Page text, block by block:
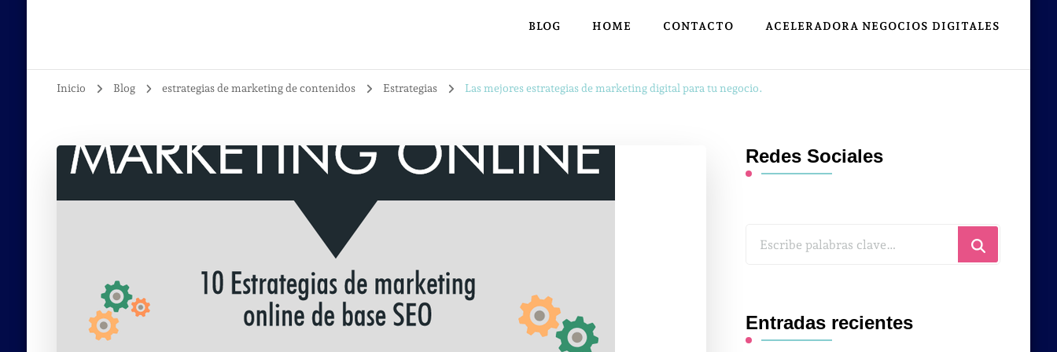
BLOG HOME CONTACTO ACELERADORA NEGOCIOS DIGITALES
Inicio Blog estrategias de marketing de contenidos Estrategias Las mejores estrategias de marketing digital para tu negocio.
Redes Sociales
¿Buscas
Entradas recientes